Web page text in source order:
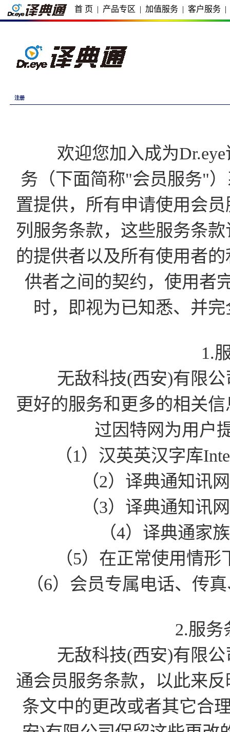
首 页 | 产品专区 | 加值服务 | 客户服务 |
注册
欢迎您加入成为Dr.eye
务（下面简称"会员服务"
置提供，所有申请使用会
列服务条款，这些服务条
的提供者以及所有使用者
供者之间的契约，使用者
时，即视为已知悉、并
1.
无敌科技(西安)有限公
更好的服务和更多的相关
过因特网为用户
（1）汉英英汉字库
（2）译典通知讯
（3）译典通知讯
（4）译典通家
（5）在正常使用情
（6）会员专属电话、传
2.服务
无敌科技(西安)有限公
通会员服务条款，以此来
条文中的更改或者其它合